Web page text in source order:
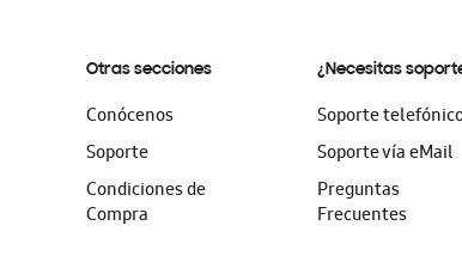
Otras secciones
Conócenos
Soporte
Condiciones de
Compra
¿Necesitas
Soporte
Soporte vía eMail
Preguntas
Frecuentes